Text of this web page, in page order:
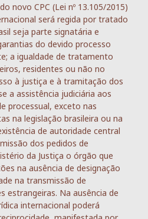
novo CPC (Lei nº 13.105/2015)
será regida por tratado
seja parte signatária e
do devido processo
a igualdade de tratamento
residentes ou não no
à justiça e à tramitação dos
a assistência judiciária aos
processual, exceto nas
na legislação brasileira ou na
de autoridade central
dos pedidos de
da Justiça o órgão que
na ausência de designação
na transmissão de
estrangeiras. Na ausência de
internacional poderá